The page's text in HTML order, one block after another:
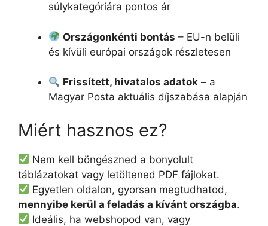
súlykategóriára pontos ár
Országonkénti bontás – EU-n belüli
és kívüli európai országok részletesen
Frissített, hivatalos adatok – a
Magyar Posta aktuális díjszabása alapján
Miért hasznos ez?
Nem kell böngészned a bonyolult
táblázatokat vagy letöltened PDF fájlokat.
Egyetlen oldalon, gyorsan megtudhatod,
mennyibe kerül a feladás a kívánt országba.
Ideális, ha webshopod van, vagy